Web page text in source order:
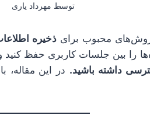
توسط مهرداد یاری
ذخیره
را بین جلسات کاربری حفظ کنید
داشته باشید.